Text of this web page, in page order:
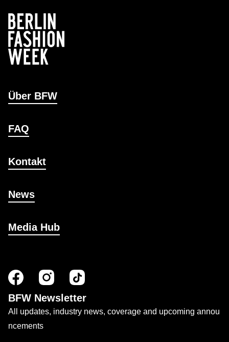
Über BFW
FAQ
Kontakt
News
Media Hub
BFW Newsletter
All updates, industry news, coverage and upcoming annou
ncements